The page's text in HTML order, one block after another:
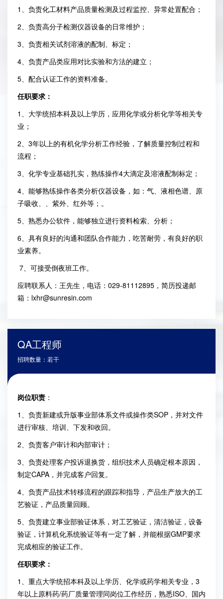
1
、负责化工材料产品质量检测及过程监控、异常处置配合；
2 、负责高分子检测仪器设备的日常维护；
3 、负责相关试剂溶液的配制、标定；
4 、负责产品类应用对比实验和方法的建立；
5 、配合认证工作的资料准备。
任职要求：
1
、大学统招本科及以上学历，应用化学或分析化学等相关专
业；
2
3年以上的有机化学分析工作经验，了解质量控制过程和
流程；
3 、化学专业基础扎实，熟练操作4大滴定及溶液配制标定；
4 、能够熟练操作各类分析仪器设备，如：气、液相色谱、原
子吸收、、紫外、红外等；。
5 、熟悉办公软件，能够独立进行资料检索、分析；
6 、具有良好的沟通和团队合作能力，吃苦耐劳，有良好的职
业素养。
7 、可接受倒夜班工作。
应聘联系人：王先生，电话：029-81112895，简历投递邮
箱：lxhr@sunresin.com
QA工程师
招聘数量：若干
岗位职责 ：
1
、负责新建或升版事业部体系文件或操作类SOP ，并对文件
进行审核、培训、下发和收回。
2 、负责客户审计和内部审计；
3 、负责处理客户投诉退换货，组织技术人员确定根本原因，
制定CAPA ，并完成客户回复。
4 、负责产品技术转移流程的跟踪和指导，产品生产放大的工
艺验证，产品质量回顾。
5 、负责建立事业部验证体系，对工艺验证，清洁验证，设备
验证，计算机化系统验证等有一定了解，并能根据GMP要求
完成相应的验证工作。
任职要求：
1
、重点大学统招本科及以上学历、化学或药学相关专业， 3
年以上原料药/药厂质量管理同岗位工作经历，熟悉ISO 、国内